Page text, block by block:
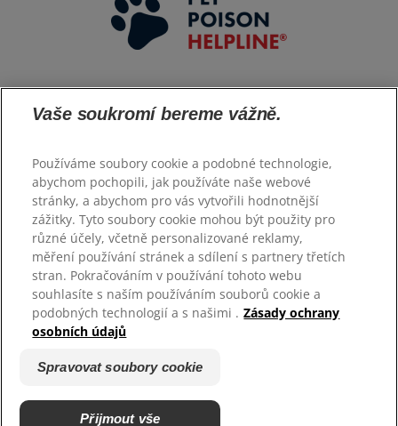
Najděte správné
krmivo pro svého
Vaše soukromí bereme vážně.
Používáme soubory cookie a podobné technologie,
abychom pochopili, jak používáte naše webové
stránky, a abychom pro vás vytvořili hodnotnější
zážitky. Tyto soubory cookie mohou být použity pro
různé účely, včetně personalizované reklamy,
měření používání stránek a sdílení s partnery třetích
stran. Pokračováním v používání tohoto webu
souhlasíte s naším používáním souborů cookie a
podobných technologií a s našimi . Zásady ochrany
osobních údajů
Spravovat soubory cookie
Přijmout vše